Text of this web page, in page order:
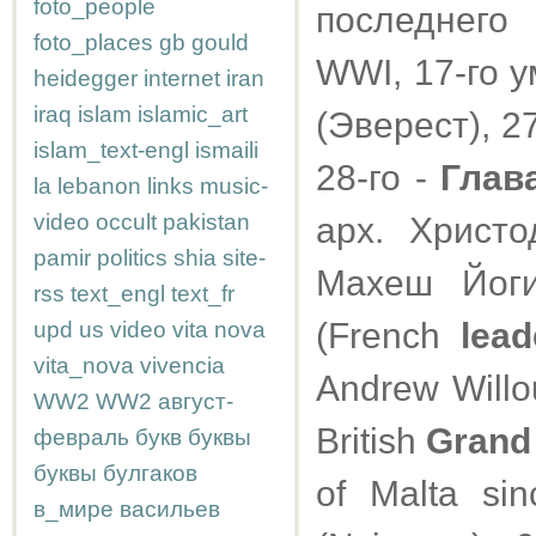
foto_people
foto_places gb gould
heidegger internet iran
iraq islam islamic_art
islam_text-engl ismaili
la lebanon links music-
video occult pakistan
pamir politics shia site-
rss text_engl text_fr
upd us video vita nova
vita_nova vivencia
WW2 WW2 август-
февраль букв буквы
буквы булгаков
в_мире васильев
WWI, 17-го
(Эверест),
28-го -
арх.
Махеш
(French
Andrew
British
of Malta